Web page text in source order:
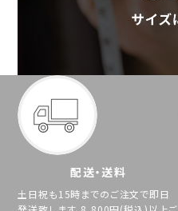
配送・送料
土日祝も15時までのご注文で即日